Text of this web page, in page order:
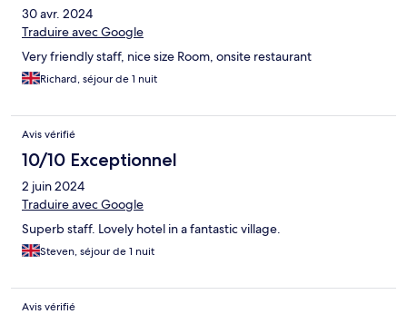
30 avr. 2024
Traduire avec Google
Very friendly staff, nice size Room, onsite restaurant
Richard, séjour de 1 nuit
Avis vérifié
10/10 Exceptionnel
2 juin 2024
Traduire avec Google
Superb staff. Lovely hotel in a fantastic village.
Steven, séjour de 1 nuit
Avis vérifié